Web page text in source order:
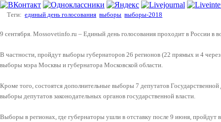
Теги: единый день голосования выборы выборы-2018
9 сентября. Mossovetinfo.ru – Единый день голосования проходит в России в
В частности, пройдут выборы губернаторов 26 регионов (22 прямых и 4 через
выборы мэра Москвы и губернатора Московской области.
Кроме того, состоятся дополнительные выборы 7 депутатов
выборы депутатов законодательных органов государственной власти.
Выборы в регионах, где губернаторы ушли в отставку после 9 июня, пройдут